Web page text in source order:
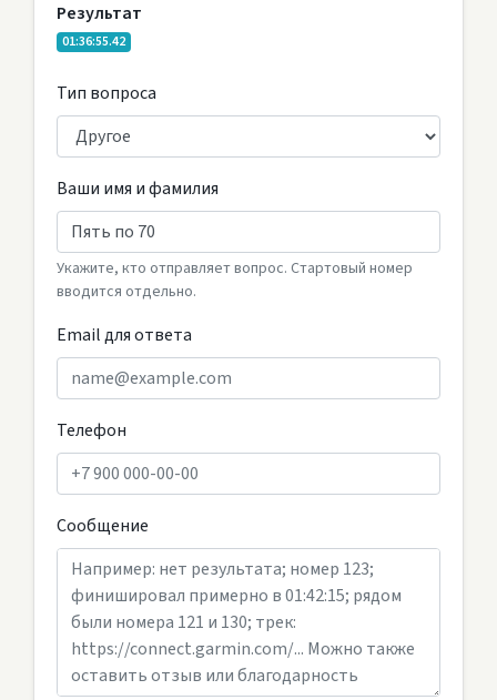
Результат
01:36:55.42
Тип вопроса
Ваши имя и фамилия
Укажите, кто отправляет вопрос. Стартовый номер
вводится отдельно.
Email для ответа
Телефон
Сообщение